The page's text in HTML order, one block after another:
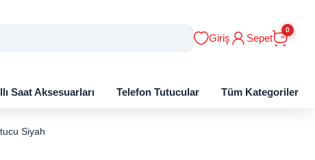
Giriş Sepet
0
Saat Aksesuarları Telefon Tutucular Tüm Kategoriler
Siyah